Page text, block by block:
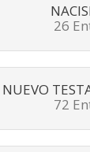
26
NUEVO
72